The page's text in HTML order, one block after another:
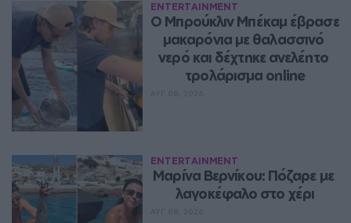
ENTERTAINMENT
Ο Μπρούκλιν Μπέκαμ έβρασε
μακαρόνια με θαλασσινό
νερό και δέχτηκε ανελέητο
τρολάρισμα online
ENTERTAINMENT
Μαρίνα Βερνίκου: Πόζαρε με
λαγοκέφαλο στο χέρι